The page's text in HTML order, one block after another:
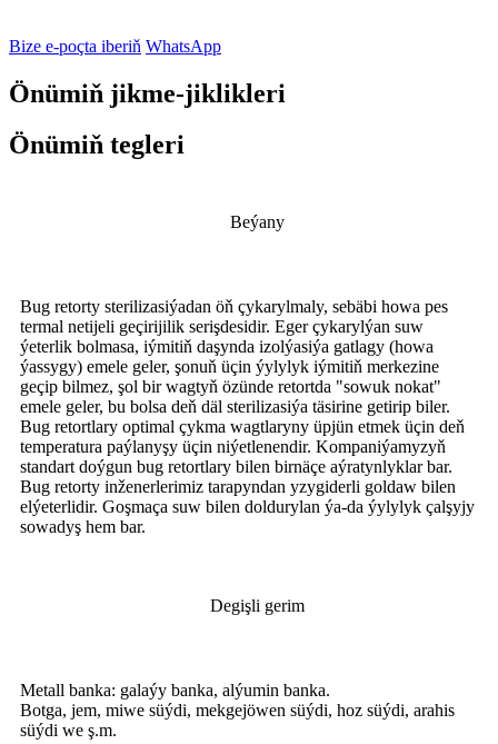
Bize e-poçta iberiň WhatsApp
Önümiň jikme-jiklikleri
Önümiň tegleri
Beýany
Bug retorty sterilizasiýadan öň çykarylmaly, sebäbi howa pes
termal netijeli geçirijilik serişdesidir. Eger çykarylýan suw
ýeterlik bolmasa, iýmitiň daşynda izolýasiýa gatlagy (howa
ýassygy) emele geler, şonuň üçin ýylylyk iýmitiň merkezine
geçip bilmez, şol bir wagtyň özünde retortda "sowuk nokat"
emele geler, bu bolsa deň däl sterilizasiýa täsirine getirip biler.
Bug retortlary optimal çykma wagtlaryny üpjün etmek üçin deň
temperatura paýlanyşy üçin niýetlenendir. Kompaniýamyzyň
standart doýgun bug retortlary bilen birnäçe aýratynlyklar bar.
Bug retorty inženerlerimiz tarapyndan yzygiderli goldaw bilen
elýeterlidir. Goşmaça suw bilen doldurylan ýa-da ýylylyk çalşyjy
sowadyş hem bar.
Degişli gerim
Metall banka: galaýy banka, alýumin banka.
Botga, jem, miwe süýdi, mekgejöwen süýdi, hoz süýdi, arahis
süýdi we ş.m.